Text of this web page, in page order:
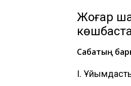
Жоңғар
Сабақтың
І.